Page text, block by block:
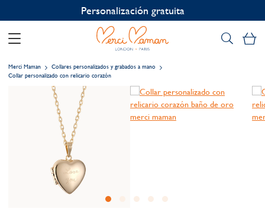
Personalización gratuita
Merci Maman
Collares personalizados y grabados a mano
Collar personalizado con relicario corazón